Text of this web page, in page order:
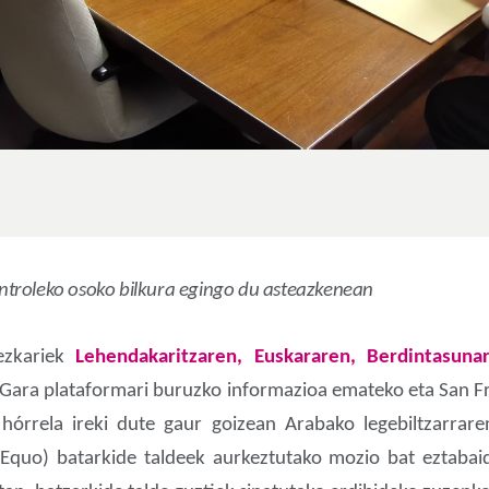
osoko bilkura egingo du asteazkenean
Lehendakaritzaren, Euskararen,
plataformari buruzko informazioa emateko eta San
ireki dute gaur goizean Arabako
batarkide taldeek aurkeztutako mozio bat